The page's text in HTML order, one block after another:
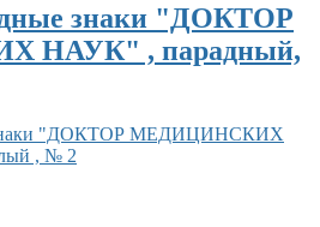
знаки "ДОКТОР
НАУК" , парадный,